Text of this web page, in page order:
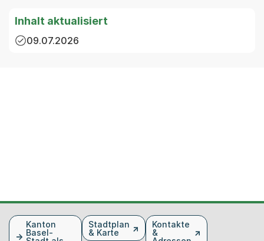
Inhalt aktualisiert
09.07.2026
FusszeileKanton
Basel-
Stadtplan
& Karte
Kontakte
&